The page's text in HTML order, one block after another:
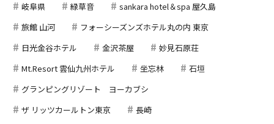
岐阜県
緑草音
sankara hotel＆spa 屋久島
旅館 山河
フォーシーズンズホテル丸の内 東京
日光金谷ホテル
金沢茶屋
妙見石原荘
Mt.Resort 雲仙九州ホテル
坐忘林
石垣
グランピングリゾート ヨーカブシ
ザ リッツカールトン東京
長崎